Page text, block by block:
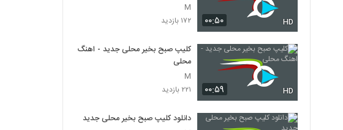
۰۰:۵۰ HD
M
۱۷۲ بازدید
۰۰:۵۹ HD
کلیپ صبح بخیر محلی جدید - اهنگ
محلی
M
۲۲۱ بازدید
دانلود کلیپ صبح بخیر محلی جدید